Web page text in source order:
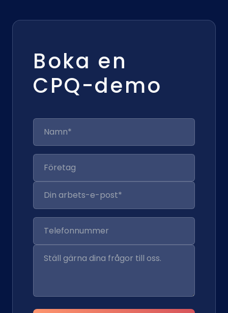
Boka en
CPQ-demo